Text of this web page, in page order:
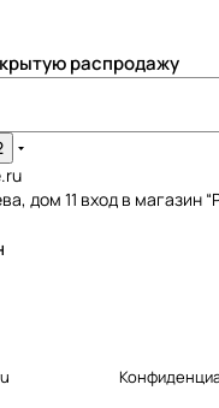
распродажу
дом 11 вход в магазин